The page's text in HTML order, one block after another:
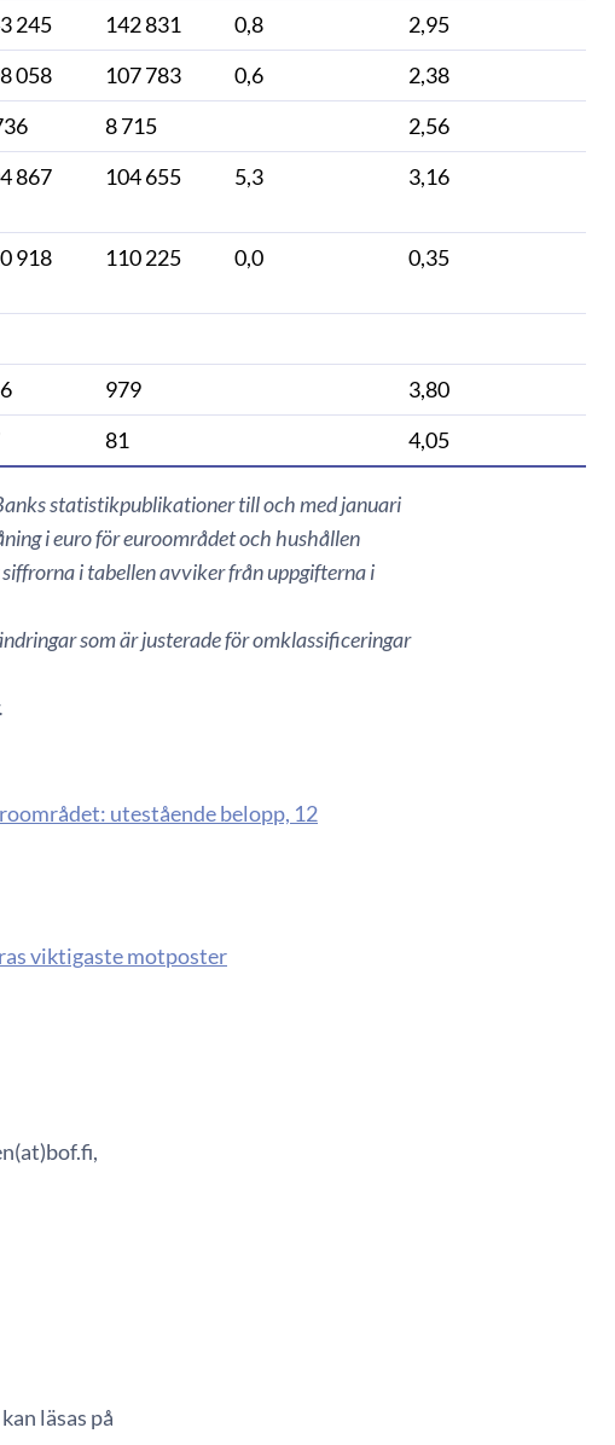
245 142 831 0,8
2,95
058 107 783 0,6
2,38
8 715
2,56
867 104 655 5,3 3,16
918 110 225 0,0 0,35
979
3,80
81 4,05
statistikpublikationer till och med januari
i euro för euroområdet och hushållen
i tabellen avviker från uppgifterna i
som är justerade för omklassificeringar
utestående belopp, 12
viktigaste motposter
läsas på